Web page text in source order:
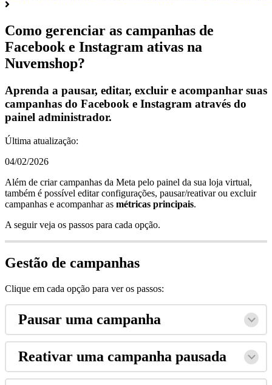
Como gerenciar as campanhas de
Facebook e Instagram ativas na
Nuvemshop?
Aprenda a pausar, editar, excluir e acompanhar suas
campanhas do Facebook e Instagram através do
painel administrador.
Última atualização:
04/02/2026
Além de criar campanhas da Meta pelo painel da sua loja virtual,
também é possível editar configurações, pausar/reativar ou excluir
campanhas e acompanhar as métricas principais.
A seguir veja os passos para cada opção.
Gestão de campanhas
Clique em cada opção para ver os passos:
Pausar uma campanha
Reativar uma campanha pausada